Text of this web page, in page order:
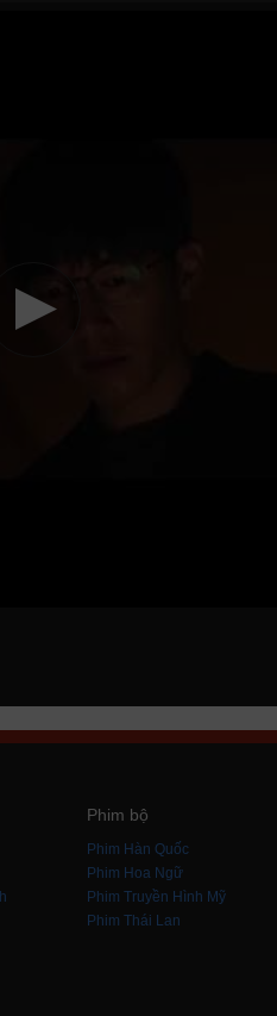
Phim bộ
Phim Hàn Quốc
Phim Hoa Ngữ
Phim Truyền Hình Mỹ
Phim Thái Lan